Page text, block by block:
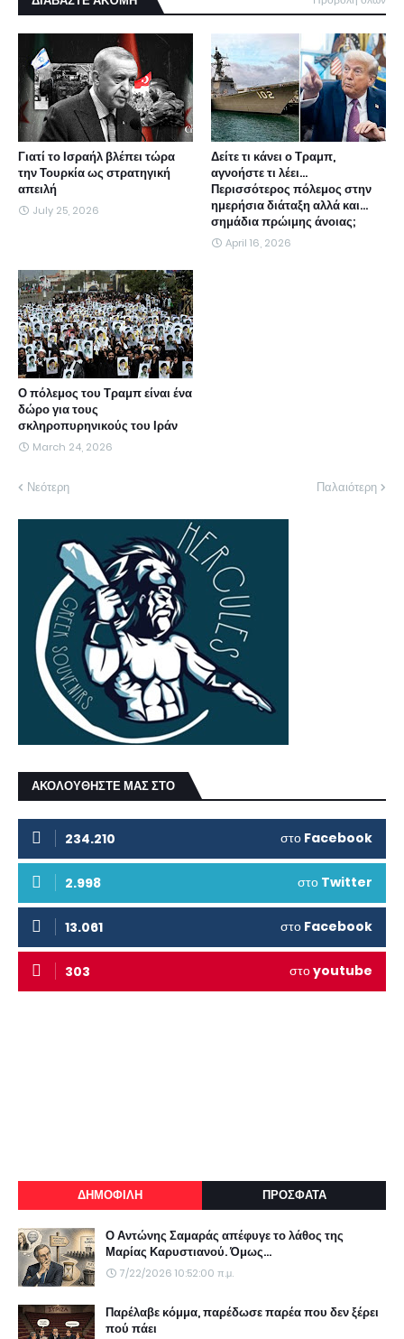
Γιατί το Ισραήλ βλέπει τώρα
την Τουρκία ως στρατηγική
απειλή
July 25, 2026
Δείτε τι κάνει ο Τραμπ,
αγνοήστε τι λέει...
Περισσότερος πόλεμος στην
ημερήσια διάταξη αλλά και...
σημάδια πρώιμης άνοιας;
April 16, 2026
Ο πόλεμος του Τραμπ είναι ένα
δώρο για τους
σκληροπυρηνικούς του Ιράν
March 24, 2026
Νεότερη Παλαιότερη
ΑΚΟΛΟΥΘΗΣΤΕ ΜΑΣ ΣΤΟ
234.210 στο Facebook
2.998 στο Twitter
13.061 στο Facebook
303 στοyoutube
ΔΗΜΟΦΙΛΗ ΠΡΟΣΦΑΤΑ
Ο Αντώνης Σαμαράς απέφυγε το λάθος της
Μαρίας Καρυστιανού. Όμως...
7/22/2026 10:52:00 π.μ.
Παρέλαβε κόμμα, παρέδωσε παρέα που δεν ξέρει
πού πάει